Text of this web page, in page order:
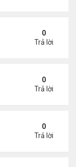
ăn vào mồm là
0
Trả lời
0
Trả lời
0
Trả lời